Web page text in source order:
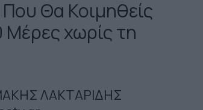
Θα Κοιμηθείς
χωρίς τη
ΛΑΚΤΑΡΙΔΗΣ